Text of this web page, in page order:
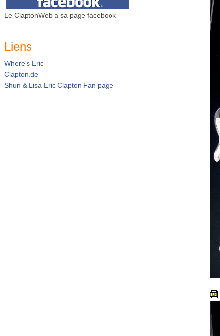
Le ClaptonWeb a sa page facebook
Liens
Where's Eric
Clapton.de
Shun & Lisa Eric Clapton Fan page